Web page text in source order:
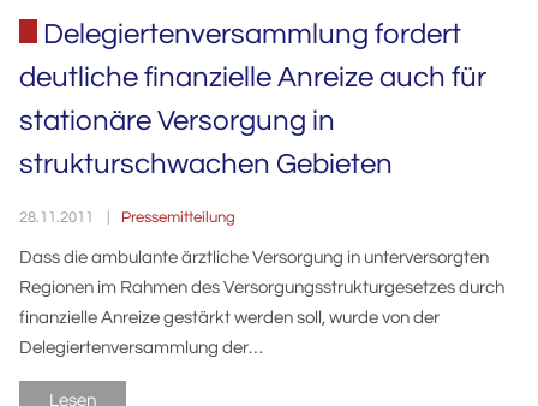
Delegiertenversammlung fordert
deutliche finanzielle Anreize auch für
stationäre Versorgung in
strukturschwachen Gebieten
28.11.2011 Pressemitteilung
Dass die ambulante ärztliche Versorgung in unterversorgten
Regionen im Rahmen des Versorgungsstrukturgesetzes durch
finanzielle Anreize gestärkt werden soll, wurde von der
Delegiertenversammlung der…
Lesen